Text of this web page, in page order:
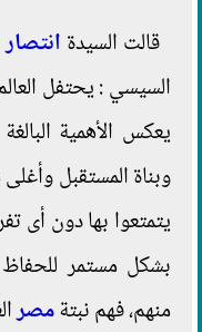
قالت السيدة
السيسي : يحتفل
يعكس الأهمية
وبناة المستقبل
يتمتعوا بها دون أى
بشكل مستمر
منهم، فهم نبتةمصر